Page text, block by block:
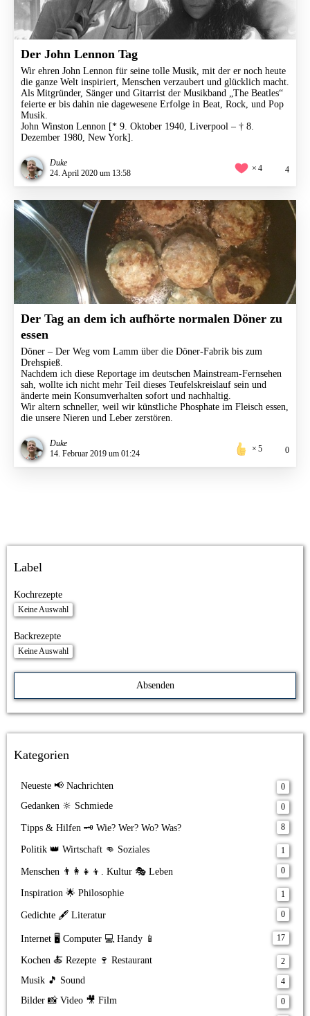
Der John Lennon Tag
Wir ehren John Lennon für seine tolle Musik, mit der er noch heute
die ganze Welt inspiriert, Menschen verzaubert und glücklich macht.
Als Mitgründer, Sänger und Gitarrist der Musikband „The Beatles​“​
feierte er bis dahin nie dagewesene Erfolge in Beat, Rock, und Pop
Musik.​
John Winston Lennon [* 9. Oktober 1940, Liverpool – † 8.
Dezember 1980, New York].
Duke
24. April 2020 um 13:58
4 4
Der Tag an dem ich aufhörte normalen Döner zu
essen
Döner – Der Weg vom Lamm über die Döner-Fabrik bis zum
Drehspieß.
Nachdem ich diese Reportage im deutschen Mainstream-Fernsehen
sah, wollte ich nicht mehr Teil dieses Teufelskreislauf sein und
änderte mein Konsumverhalten sofort und nachhaltig.
Wir altern schneller, weil wir künstliche Phosphate im Fleisch essen,
die unsere Nieren und Leber zerstören.
Duke
14. Februar 2019 um 01:24
5 0
Label
Kochrezepte
Keine Auswahl
Backrezepte
Keine Auswahl
Kategorien
Neueste 📢 Nachrichten 0
Gedanken 🔆 Schmiede 0
Tipps & Hilfen 🗝️ Wie? Wer? Wo? Was? 8
Politik 👑 Wirtschaft 👊 Soziales 1
Menschen 👨‍👩‍👧‍👦. Kultur 🎭 Leben 0
Inspiration 🌟 Philosophie 1
Gedichte 🖋️ Literatur 0
Internet 🖥️ Computer 💻 Handy 📱 17
Kochen 🍝 Rezepte 🍷 Restaurant 2
Musik 🎵 Sound 4
Bilder 📸 Video 🎥 Film 0